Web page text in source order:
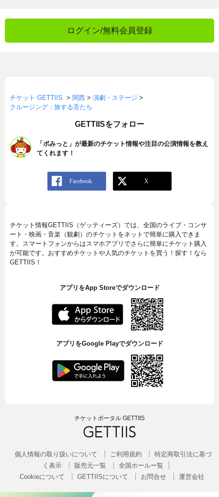
ログイン/無料会員登録
チケット GETTIIS > 関西 > 演劇・ステージ >
クルージング：旅する舌たち
GETTIISをフォロー
「ポみっと」が最新のチケット情報や注目の公演情報を教え
てくれます！
チケット情報GETTIIS（ゲッティーズ）では、全国のライブ・コンサ
ート・映画・音楽（観劇）のチケットをネットで簡単に購入できま
す。スマートフォンからはスマホアプリでさらに簡単にチケット購入
が可能です。おすすめチケットや人気のチケットを買う！探す！なら
GETTIIS！
アプリをApp Storeでダウンロード
アプリをGoogle Playでダウンロード
チケットポータル GETTIIS
個人情報の取り扱いについて ご利用規約
特定商取引法に基づ
く表示
販売元一覧
全国ホールー覧
Cookieについて
GETTIISについて お問合せ 運営会社